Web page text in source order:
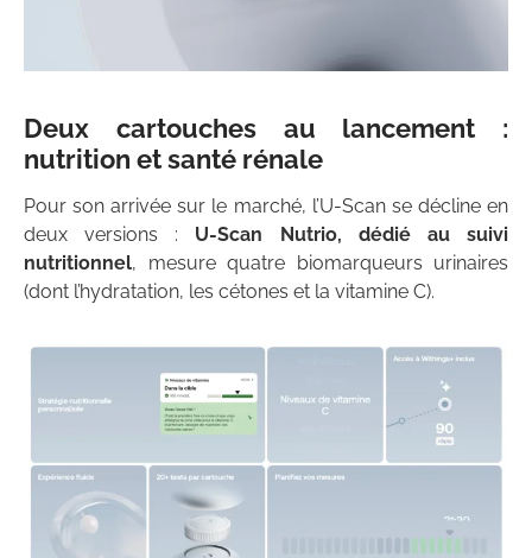
Deux cartouches au lancement :
nutrition et santé rénale
Pour son arrivée sur le marché, l’U-Scan se décline en
deux versions : U-Scan Nutrio, dédié au suivi
nutritionnel, mesure quatre biomarqueurs urinaires
(dont l’hydratation, les cétones et la vitamine C).